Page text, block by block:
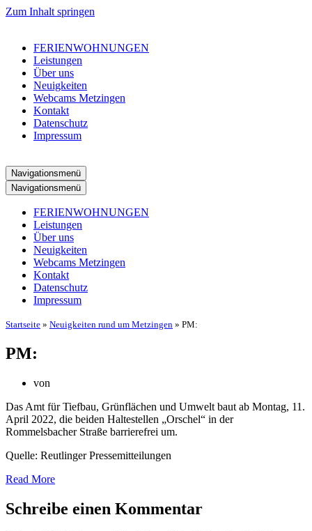
Zum Inhalt springen
FERIENWOHNUNGEN
Leistungen
Über uns
Neuigkeiten
Webcams Metzingen
Kontakt
Datenschutz
Impressum
Navigationsmenü
Navigationsmenü
FERIENWOHNUNGEN
Leistungen
Über uns
Neuigkeiten
Webcams Metzingen
Kontakt
Datenschutz
Impressum
Startseite » Neuigkeiten rund um Metzingen » PM:
PM:
von
Das Amt für Tiefbau, Grünflächen und Umwelt baut ab Montag, 11.
April 2022, die beiden Haltestellen „Orschel“ in der
Rommelsbacher Straße barrierefrei um.
Quelle: Reutlinger Pressemitteilungen
Read More
Schreibe einen Kommentar